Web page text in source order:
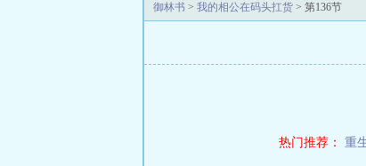
御林书 > 我的相公在码头扛货 > 第136节
热门推荐： 重